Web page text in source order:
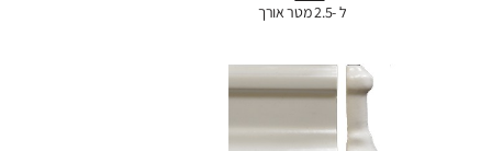
ל -2.5 מטר אורך